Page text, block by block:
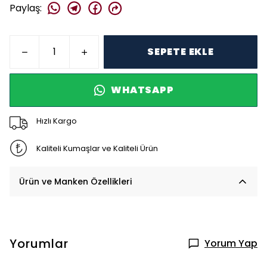
Paylaş:
SEPETE EKLE
WHATSAPP
Hızlı Kargo
Kaliteli Kumaşlar ve Kaliteli Ürün
Ürün ve Manken Özellikleri
Yorumlar Yorum Yap